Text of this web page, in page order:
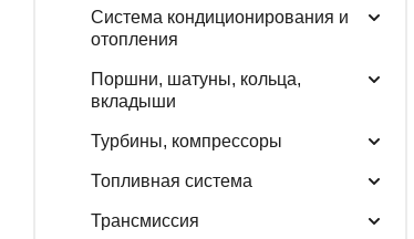
Система кондиционирования и
отопления
Поршни, шатуны, кольца,
вкладыши
Турбины, компрессоры
Топливная система
Трансмиссия